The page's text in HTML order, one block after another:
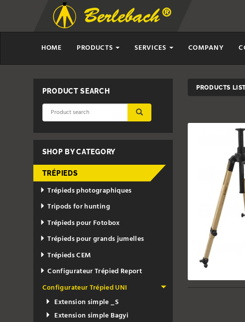
HOME PRODUCTS SERVICES COMPANY
PRODUCTS
PRODUCT SEARCH
SHOP BY CATEGORY
TRÉPIEDS
Trépieds photographiques
Tripods for hunting
Trépieds pour Fotobox
Trépieds pour grands jumelles
Trépieds CEM
Configurateur Trépied Report
Configurateur Trépied UNI
Extension simple _S
Extension simple Bagyi